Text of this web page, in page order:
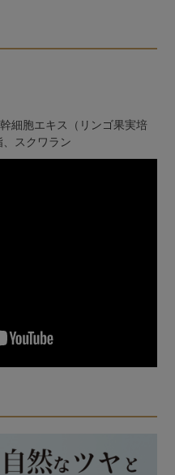
細胞エキス（リンゴ果実培
スクワラン